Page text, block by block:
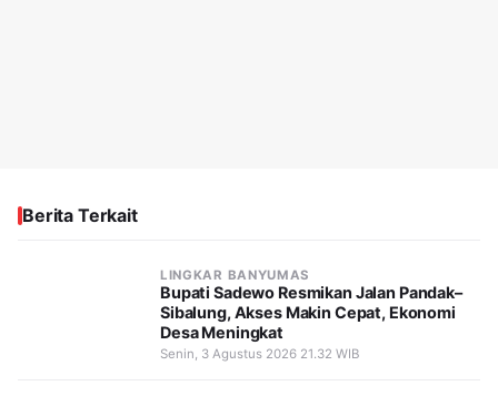
Berita Terkait
LINGKAR BANYUMAS
Bupati Sadewo Resmikan Jalan Pandak–
Sibalung, Akses Makin Cepat, Ekonomi
Desa Meningkat
Senin, 3 Agustus 2026 21.32 WIB